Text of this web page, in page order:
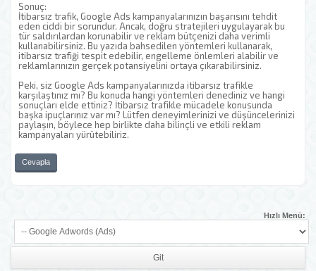
Sonuç:
İtibarsız trafik, Google Ads kampanyalarınızın başarısını tehdit
eden ciddi bir sorundur. Ancak, doğru stratejileri uygulayarak bu
tür saldırılardan korunabilir ve reklam bütçenizi daha verimli
kullanabilirsiniz. Bu yazıda bahsedilen yöntemleri kullanarak,
itibarsız trafiği tespit edebilir, engelleme önlemleri alabilir ve
reklamlarınızın gerçek potansiyelini ortaya çıkarabilirsiniz.
Peki, siz Google Ads kampanyalarınızda itibarsız trafikle
karşılaştınız mı? Bu konuda hangi yöntemleri denediniz ve hangi
sonuçları elde ettiniz? İtibarsız trafikle mücadele konusunda
başka ipuçlarınız var mı? Lütfen deneyimlerinizi ve düşüncelerinizi
paylaşın, böylece hep birlikte daha bilinçli ve etkili reklam
kampanyaları yürütebiliriz.
Cevapla
Hızlı Menü: